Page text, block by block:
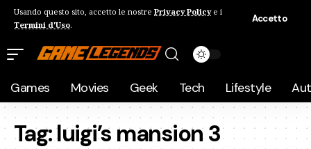
Usando questo sito, accetto le nostre Privacy Policye i
Termini d'Uso.
Accetto
Games Movies Geek Tech Lifestyle
Tag:luigi’s mansion 3